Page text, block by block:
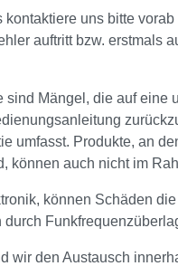
kontaktiere uns bitte
auftritt bzw. erstmals
Mängel, die auf
umfasst. Produkte, an
können auch nicht im
können Schäden
wir den Austausch